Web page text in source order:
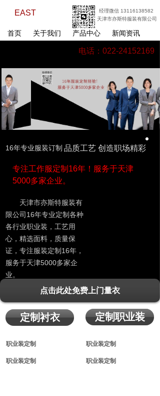
EAST
经理微信 13116138582
天津市亦斯特服装有限公司
首页 关于我们 产品中心 新闻资讯
电话：022-24152169
品质工艺 创造职场精彩
16年专业服装订制
专注工作服定制16年！服务于天津
5000多家企业。
天津市亦斯特服装有
限公司16年专业定制各种
各行业职业装，工艺用
心，精选面料，质量保
证，专注服装定制16年，
服务于天津5000多家企
业。
点击此处免费上门量衣
定制职业装
定制衬衣
职业装定制 职业装定制
职业装定制 职业装定制